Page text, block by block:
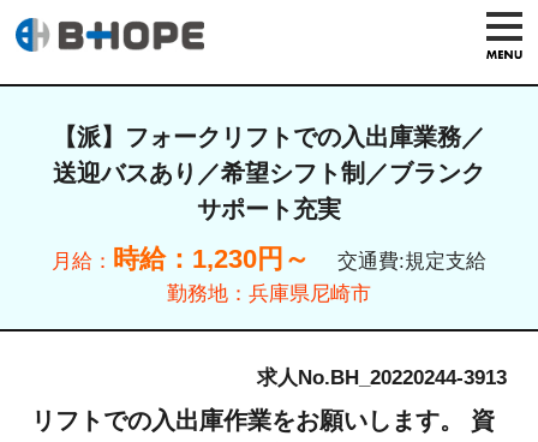
【派】フォークリフトでの入出庫業務／
送迎バスあり／希望シフト制／ブランク
サポート充実
月給： 時給：1,230円～
交通費:規定支給
勤務地： 兵庫県尼崎市
求人No.BH_20220244-3913
リフトでの入出庫作業をお願いします。 資